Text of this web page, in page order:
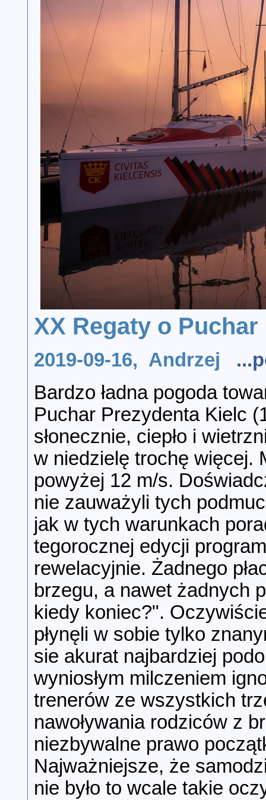
XX Regaty o
2019-09-16, Andrzej
Bardzo ładna pogoda
Puchar Prezydenta Kielc
słonecznie, ciepło i
w niedzielę trochę więcej.
powyżej 12 m/s.
nie zauważyli tych
jak w tych warunkach
tegorocznej edycji
rewelacyjnie. Żadnego
brzegu, a nawet żadnych
kiedy koniec?".
płynęli w sobie tylko
sie akurat najbardziej
wyniosłym milczeniem
trenerów ze wszystkich
nawoływania rodziców z
niezbywalne prawo
Najważniejsze, że
nie było to wcale takie